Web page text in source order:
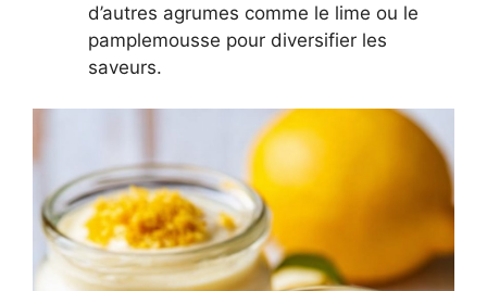
d’autres agrumes comme le lime ou le
pamplemousse pour diversifier les
saveurs.